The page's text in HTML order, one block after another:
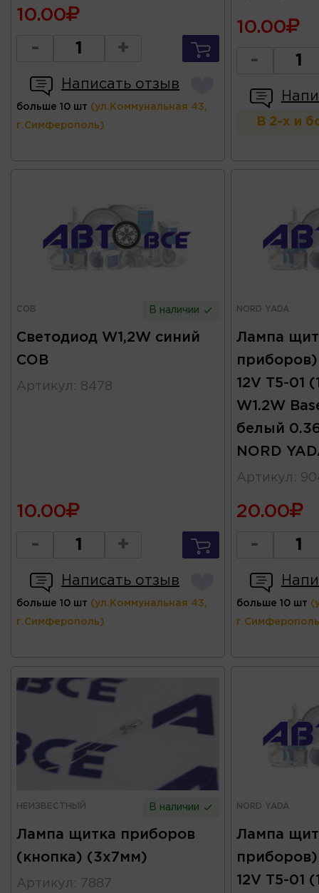
10.00
- +
Написать отзыв
больше 10 шт (ул.Коммунальная 43,
г.Симферополь)
10.00
-
В 2-х и
COB В наличии
Светодиод W1,2W синий
COB
Артикул : 8478
10.00
- +
Написать отзыв
больше 10 шт (ул.Коммунальная 43,
г.Симферополь)
NORD YADA
Лампа
12V T5-01
W1.2W
белый
NORD
Артикул :
20.00
-
больше 10 шт
НЕИЗВЕСТНЫЙ В наличии
Лампа щитка приборов
(кнопка) (3х7мм)
Артикул : 7887
NORD YADA
Лампа
12V T5-01